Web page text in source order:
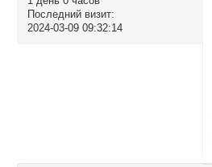
Последний визит:
2024-03-09 09:32:14